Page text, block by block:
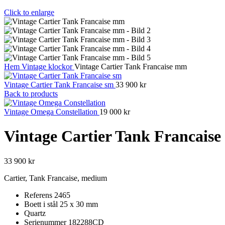
Click to enlarge
Hem Vintage klockorVintage Cartier Tank Francaise mm
Vintage Cartier Tank Francaise sm 33 900 kr
Back to products
Vintage Omega Constellation 19 000 kr
Vintage Cartier Tank
33 900 kr
Cartier, Tank Francaise, medium
Referens 2465
Boett i stål 25 x 30 mm
Quartz
Serienummer 182288CD